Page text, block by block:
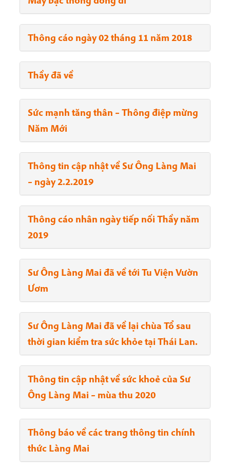
Thông cáo ngày 02 tháng 11 năm 2018
Thầy đã về
Sức mạnh tăng thân – Thông điệp mừng
Năm Mới
Thông tin cập nhật về Sư Ông Làng Mai
– ngày 2.2.2019
Thông cáo nhân ngày tiếp nối Thầy năm
2019
Sư Ông Làng Mai đã về tới Tu Viện Vườn
Ươm
Sư Ông Làng Mai đã về lại chùa Tổ sau
thời gian kiểm tra sức khỏe tại Thái Lan.
Thông tin cập nhật về sức khoẻ của Sư
Ông Làng Mai – mùa thu 2020
Thông báo về các trang thông tin chính
thức Làng Mai